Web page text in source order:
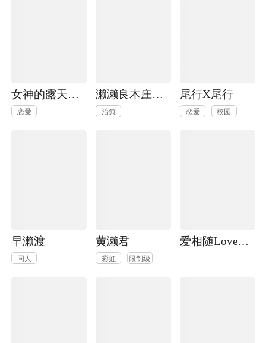
女神的露天咖啡厅
恋爱
濑濑良木庄的心酱
治愈
尾行X尾行
恋爱 校园
早濑渡
同人
黄濑君
彩虹 限制级
爱相随LovePlus凛子过去篇